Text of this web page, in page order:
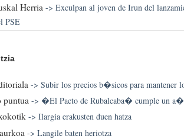
Herria-> Exculpan al joven de Irun del
PSE
-> Subir los precios b�sicos para mantener
puntua-> �El Pacto de Rubalcaba� cumple un
-> Ilargia erakusten duen hatza
-> Langile baten heriotza